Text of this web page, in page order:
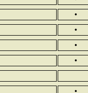
•
•
•
•
•